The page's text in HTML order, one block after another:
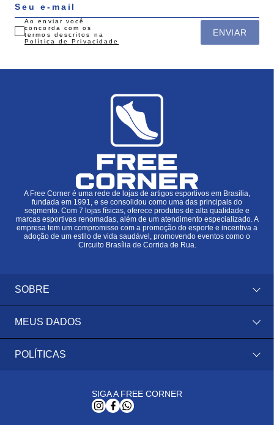
ENVIAR
Ao enviar você
concorda com os
termos descritos na
Política de Privacidade
A Free Corner é uma rede de lojas de artigos esportivos em Brasília,
fundada em 1991, e se consolidou como uma das principais do
segmento. Com 7 lojas físicas, oferece produtos de alta qualidade e
marcas esportivas renomadas, além de um atendimento especializado. A
empresa tem um compromisso com a promoção do esporte e incentiva a
adoção de um estilo de vida saudável, promovendo eventos como o
Circuito Brasília de Corrida de Rua.
SOBRE
MEUS DADOS
POLÍTICAS
SIGA A FREE CORNER